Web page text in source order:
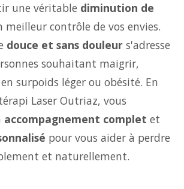
une véritable diminution de
meilleur contrôle de vos envies.
douce et sans douleur s'adresse
souhaitant maigrir,
surpoids léger ou obésité. En
Laser Outriaz, vous
accompagnement complet et
pour vous aider à perdre
et naturellement.